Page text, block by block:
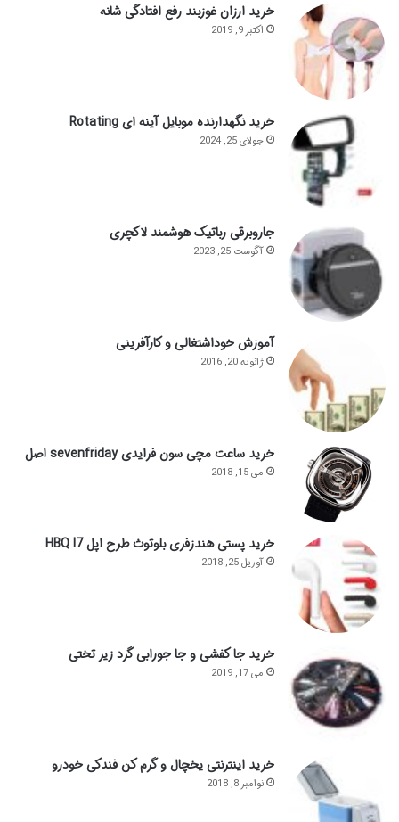
خرید ارزان غوزبند رفع افتادگی شانه
اکتبر 9, 2019
خرید نگهدارنده موبایل آینه ای Rotating
جولای 25, 2024
جاروبرقی رباتیک هوشمند لاکچری
آگوست 25, 2023
آموزش خوداشتغالی و کارآفرینی
ژانویه 20, 2016
خرید ساعت مچی سون فرایدی sevenfriday اصل
می 15, 2018
خرید پستی هندزفری بلوتوث طرح اپل HBQ I7
آوریل 25, 2018
خرید جا کفشی و جا جورابی گرد زیر تختی
می 17, 2019
خرید اینترنتی یخچال و گرم کن فندکی خودرو
نوامبر 8, 2018